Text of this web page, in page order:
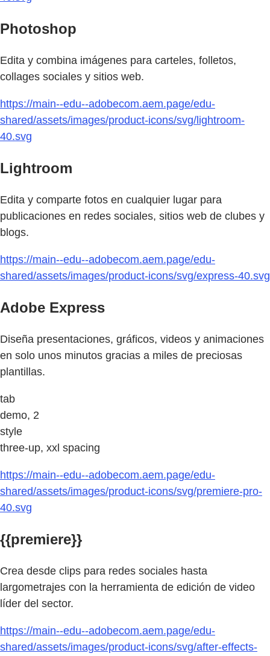
Photoshop
Edita y combina imágenes para carteles, folletos,
collages sociales y sitios web.
https://main--edu--adobecom.aem.page/edu-
shared/assets/images/product-icons/svg/lightroom-
40.svg
Lightroom
Edita y comparte fotos en cualquier lugar para
publicaciones en redes sociales, sitios web de clubes y
blogs.
https://main--edu--adobecom.aem.page/edu-
shared/assets/images/product-icons/svg/express-40.svg
Adobe Express
Diseña presentaciones, gráficos, videos y animaciones
en solo unos minutos gracias a miles de preciosas
plantillas.
tab
demo, 2
style
three-up, xxl spacing
https://main--edu--adobecom.aem.page/edu-
shared/assets/images/product-icons/svg/premiere-pro-
40.svg
{{premiere}}
Crea desde clips para redes sociales hasta
largometrajes con la herramienta de edición de video
líder del sector.
https://main--edu--adobecom.aem.page/edu-
shared/assets/images/product-icons/svg/after-effects-